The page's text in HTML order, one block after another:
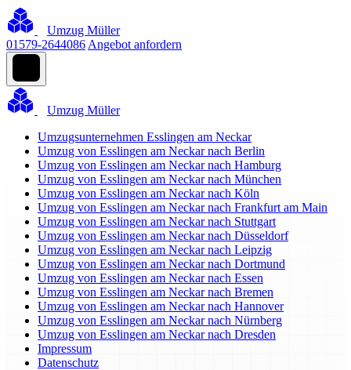
Umzug Müller
01579-2644086 Angebot anfordern
Umzug Müller
Umzugsunternehmen Esslingen am Neckar
Umzug von Esslingen am Neckar nach Berlin
Umzug von Esslingen am Neckar nach Hamburg
Umzug von Esslingen am Neckar nach München
Umzug von Esslingen am Neckar nach Köln
Umzug von Esslingen am Neckar nach Frankfurt am Main
Umzug von Esslingen am Neckar nach Stuttgart
Umzug von Esslingen am Neckar nach Düsseldorf
Umzug von Esslingen am Neckar nach Leipzig
Umzug von Esslingen am Neckar nach Dortmund
Umzug von Esslingen am Neckar nach Essen
Umzug von Esslingen am Neckar nach Bremen
Umzug von Esslingen am Neckar nach Hannover
Umzug von Esslingen am Neckar nach Nürnberg
Umzug von Esslingen am Neckar nach Dresden
Impressum
Datenschutz